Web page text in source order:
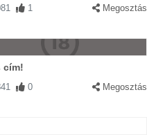
1 Megosztás
cím!
0 Megosztás